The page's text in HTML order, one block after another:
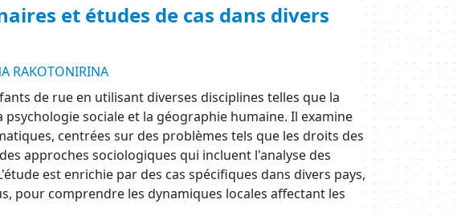
et études de cas dans divers
RAKOTONIRINA
de rue en utilisant diverses disciplines telles que la
sociale et la géographie humaine. Il examine
centrées sur des problèmes tels que les droits des
approches sociologiques qui incluent l'analyse des
est enrichie par des cas spécifiques dans divers pays,
pour comprendre les dynamiques locales affectant les